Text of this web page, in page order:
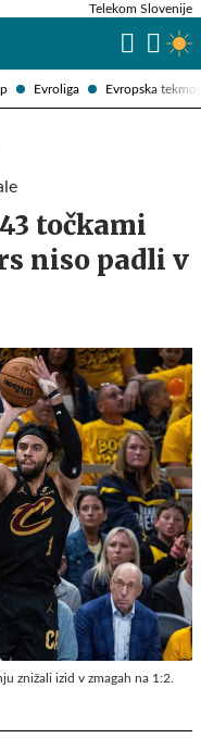
Evroliga Evropska
Telekom Slovenije
točkami
niso padli v
znižali izid v zmagah na 1:2.